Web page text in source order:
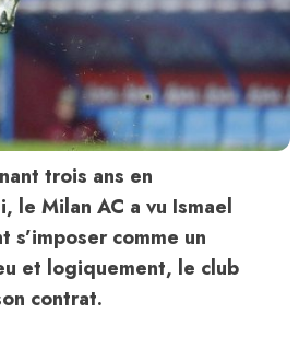
trois ans en
le Milan AC a vu Ismael
s’imposer comme un
et logiquement, le club
contrat.